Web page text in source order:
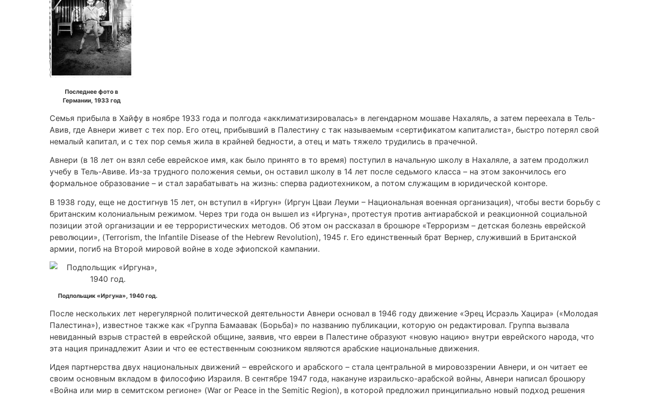
Последнее фото в
Германии, 1933 год
Семья прибыла в Хайфу в ноябре 1933 года и полгода «акклиматизировалась» в легендарном мошаве Нахаляль, а затем переехала в Тель-
Авив, где Авнери живет с тех пор. Его отец, прибывший в Палестину с так называемым «сертификатом капиталиста», быстро потерял свой
немалый капитал, и с тех пор семья жила в крайней бедности, а отец и мать тяжело трудились в прачечной.
Авнери (в 18 лет он взял себе еврейское имя, как было принято в то время) поступил в начальную школу в Нахаляле, а затем продолжил
учебу в Тель-Авиве. Из-за трудного положения семьи, он оставил школу в 14 лет после седьмого класса – на этом закончилось его
формальное образование – и стал зарабатывать на жизнь: сперва радиотехником, а потом служащим в юридической конторе.
В 1938 году, еще не достигнув 15 лет, он вступил в «Иргун» (Иргун Цваи Леуми – Национальная военная организация), чтобы вести борьбу с
британским колониальным режимом. Через три года он вышел из «Иргуна», протестуя против антиарабской и реакционной социальной
позиции этой организации и ее террористических методов. Об этом он рассказал в брошюре «Терроризм – детская болезнь еврейской
революции», (Terrorism, the Infantile Disease of the Hebrew Revolution), 1945 г. Его единственный брат Вернер, служивший в Британской
армии, погиб на Второй мировой войне в ходе эфиопской кампании.
Подпольщик «Иргуна», 1940 год.
После нескольких лет нерегулярной политической деятельности Авнери основал в 1946 году движение «Эрец Исраэль Хацира» («Молодая
Палестина»), известное также как «Группа Бамаавак (Борьба)» по названию публикации, которую он редактировал. Группа вызвала
невиданный взрыв страстей в еврейской общине, заявив, что евреи в Палестине образуют «новую нацию» внутри еврейского народа, что
эта нация принадлежит Азии и что ее естественным союзником являются арабские национальные движения.
Идея партнерства двух национальных движений – еврейского и арабского – стала центральной в мировоззрении Авнери, и он читает ее
своим основным вкладом в философию Израиля. В сентябре 1947 года, накануне израильско-арабской войны, Авнери написал брошюру
«Война или мир в семитском регионе» (War or Peace in the Semitic Region), в которой предложил принципиально новый подход решения